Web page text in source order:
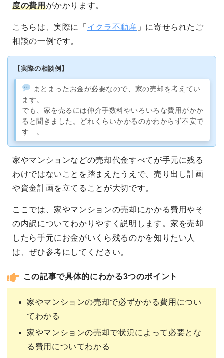
度の費用がかかります。
こちらは、実際に「 イクラ不動産 」に寄せられたご
相談の一例です。
【実際の相談例】
まとまったお金が必要なので、家の売却を考えてい
ます。
でも、家を売るには仲介手数料やいろいろな費用がかか
ると聞きました。どれくらいかかるのかわからず不安で
す…。
家やマンションなどの売却代金すべてが手元に残る
わけではないことを踏まえたうえで、売り出し計画
や資金計画を立てることが大切です。
ここでは、家やマンションの売却にかかる費用やそ
の内訳についてわかりやすく説明します。家を売却
したら手元にお金がいくら残るのかを知りたい人
は、ぜひ参考にしてください。
この記事で具体的にわかる3つのポイント
家やマンションの売却で必ずかかる費用につい
てわかる
家やマンションの売却で状況によって必要とな
る費用についてわかる